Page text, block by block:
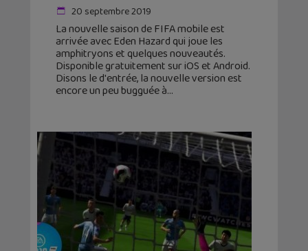
20 septembre 2019
La nouvelle saison de FIFA mobile est
arrivée avec Eden Hazard qui joue les
amphitryons et quelques nouveautés.
Disponible gratuitement sur iOS et Android.
Disons le d'entrée, la nouvelle version est
encore un peu bugguée à